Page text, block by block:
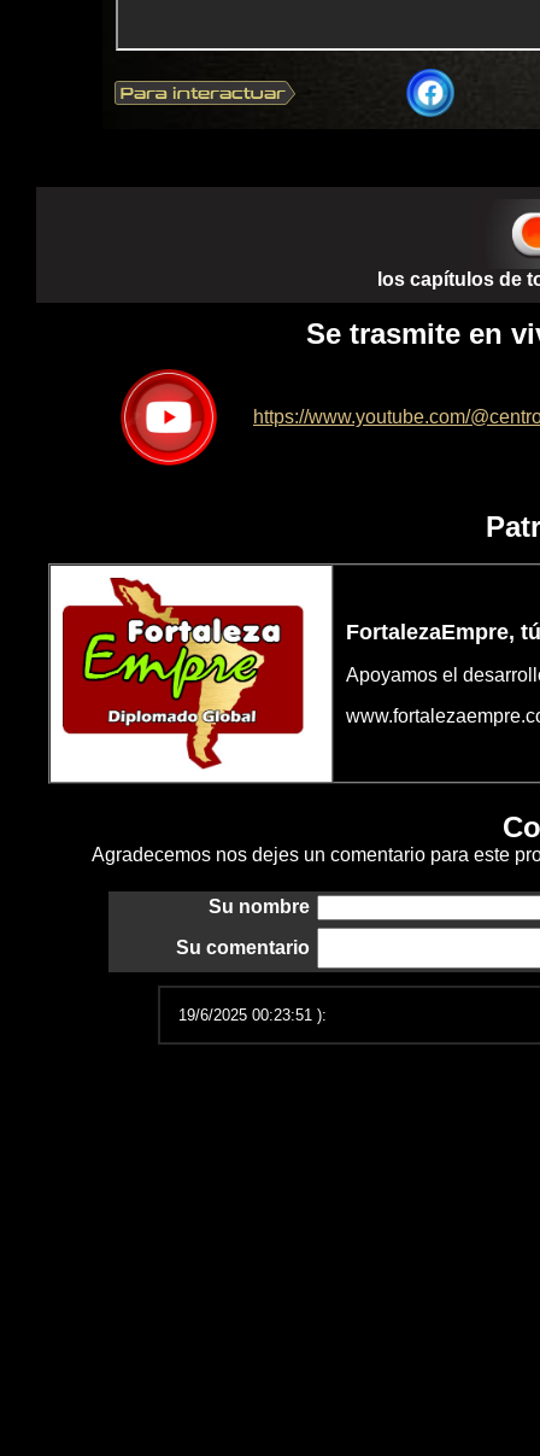
los capítulos de
Se trasmite en
https://www.youtube.com/
FortalezaEmpre,
Apoyamos el
Agradecemos nos dejes un comentario para este
Su nombre
Su comentario